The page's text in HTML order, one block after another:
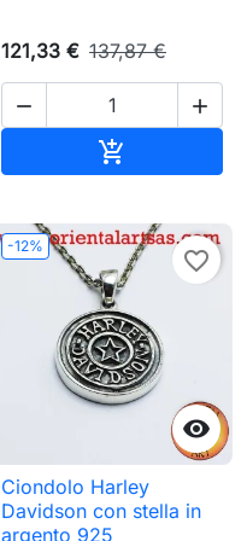
121,33 € 137,87 €
 

-12%

favorite_border
Ciondolo Harley
Davidson con stella in
argento 925